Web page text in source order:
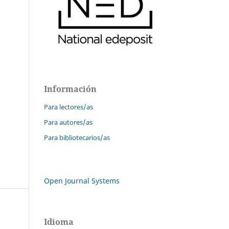
Información
Para lectores/as
Para autores/as
Para bibliotecarios/as
Open Journal Systems
Idioma